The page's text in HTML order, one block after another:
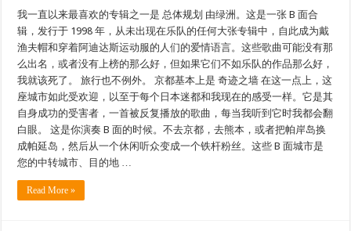
我一直以来最喜欢的专辑之一是 总体规划 由绿洲。这是一张 B 面合
辑，发行于 1998 年，从未出现在乐队的任何大张专辑中，自此成为戴
渔夫帽和穿着阿迪达斯运动服的人们的爱情语言。这些歌曲可能没有那
么出名，或者没有上榜的那么好，但如果它们不如乐队的作品那么好，
我就该死了。 旅行也不例外。 京都基本上是 奇迹之墙 在这一点上，这
座城市如此受欢迎，以至于每个日本迷都和我现在的感受一样。它是其
自身成功的受害者，一首被反复播放的歌曲，每当我听到它时我都会翻
白眼。 这是你演奏 B 面的时候。不去京都，去熊本，或者把帕岸岛换
成帕延岛，然后从一个休闲听众变成一个铁杆粉丝。这些 B 面城市是
您的中转城市、目的地 …
Read More »